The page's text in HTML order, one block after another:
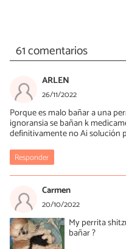
61 comentarios
ARLEN
26/11/2022
Porque es malo bañar a una
ignoransia se bañan k
definitivamente no Ai solución
Responder
Carmen
20/10/2022
My perrita
bañar ?